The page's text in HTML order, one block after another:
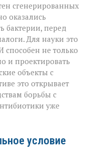
сгенерированных
оказались
бактерии, перед
Для науки это
не только
и проектировать
объекты с
это открывает
борьбы с
уже
условие